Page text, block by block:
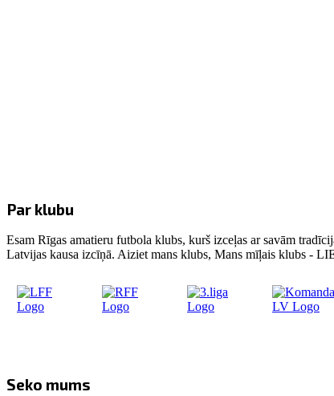
Par klubu
Esam Rīgas amatieru futbola klubs, kurš izceļas ar savām
Latvijas kausa izcīņā. Aiziet mans klubs, Mans mīļais klubs -
Seko mums